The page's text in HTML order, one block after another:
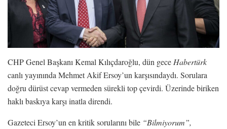
CHP Genel Başkanı Kemal Kılıçdaroğlu, dün gece Habertürk
canlı yayınında Mehmet Akif Ersoy’un karşısındaydı. Sorulara
doğru dürüst cevap vermeden sürekli top çevirdi. Üzerinde biriken
haklı baskıya karşı inatla direndi.
Gazeteci Ersoy’un en kritik sorularını bile “Bilmiyorum”,